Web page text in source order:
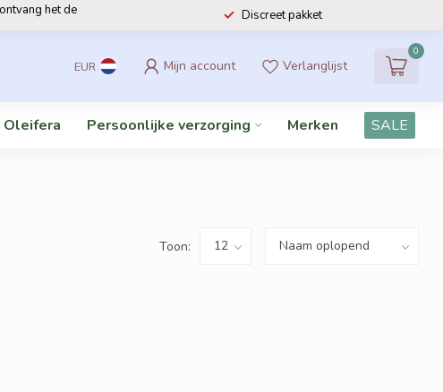
het de Discreet pakket
EUR Mijn account Verlanglijst
0
Oleifera Persoonlijke verzorging Merken SALE
Toon: